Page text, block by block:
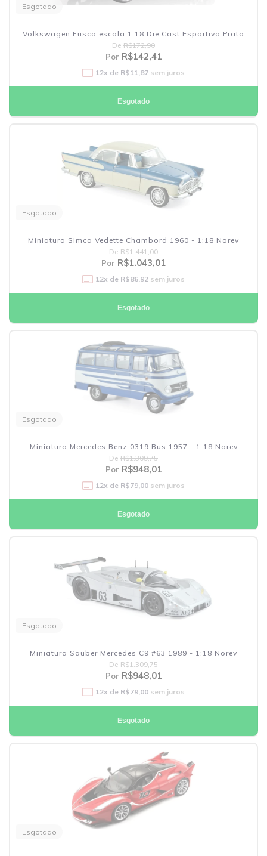
Esgotado
Volkswagen Fusca escala 1:18 Die Cast Esportivo Prata
De R$172,90
Por R$142,41
12x de R$11,87 sem juros
Esgotado
Esgotado
Miniatura Simca Vedette Chambord 1960 - 1:18 Norev
De R$1.441,00
Por R$1.043,01
12x de R$86,92 sem juros
Esgotado
Esgotado
Miniatura Mercedes Benz 0319 Bus 1957 - 1:18 Norev
De R$1.309,75
Por R$948,01
12x de R$79,00 sem juros
Esgotado
Esgotado
Miniatura Sauber Mercedes C9 #63 1989 - 1:18 Norev
De R$1.309,75
Por R$948,01
12x de R$79,00 sem juros
Esgotado
Esgotado